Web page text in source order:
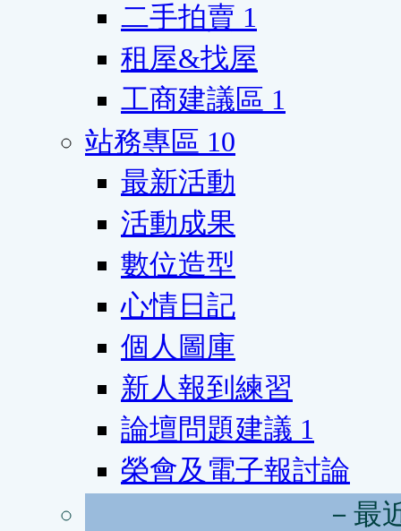
二手拍賣 1
租屋&找屋
工商建議區 1
站務專區 10
最新活動
活動成果
數位造型
心情日記
個人圖庫
新人報到練習
論壇問題建議 1
榮會及電子報討論
－最